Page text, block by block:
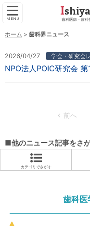
I
歯科医師・歯科
ホーム 歯科界ニュース
2026/04/27 学会・研究会
NPO法人POIC研究会
■他のニュース記事をさ
カテゴリでさがす
歯科